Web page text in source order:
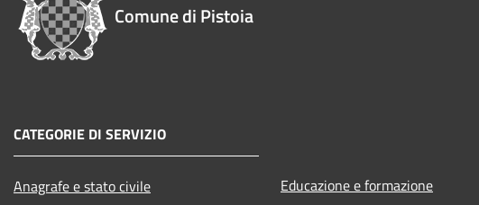
Comune di Pistoia
CATEGORIE DI SERVIZIO
Anagrafe e stato civile
Educazione e formazione